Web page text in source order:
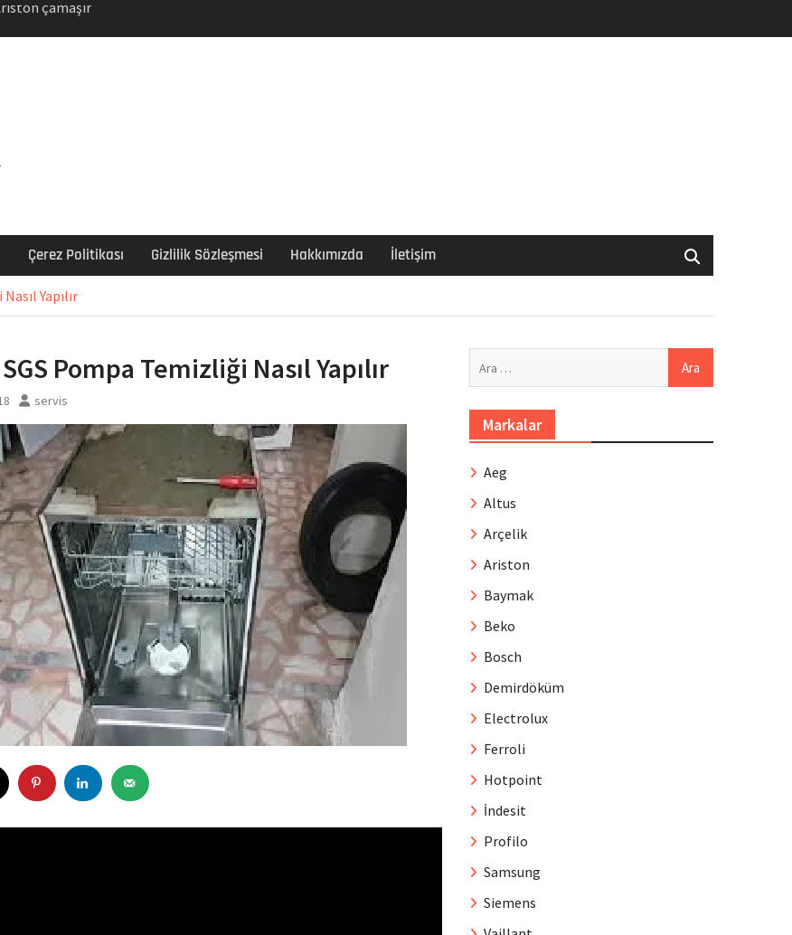
Çözümü
Hatası Çözüm
E03 Arıza
Çerez Politikası Gizlilik Sözleşmesi Hakkımızda İletişim
Yapılır
Pompa Temizliği Nasıl Yapılır
servis
Markalar
Aeg
Altus
Arçelik
Ariston
Baymak
Beko
Bosch
Demirdöküm
Electrolux
Ferroli
Hotpoint
İndesit
Profilo
Samsung
Siemens